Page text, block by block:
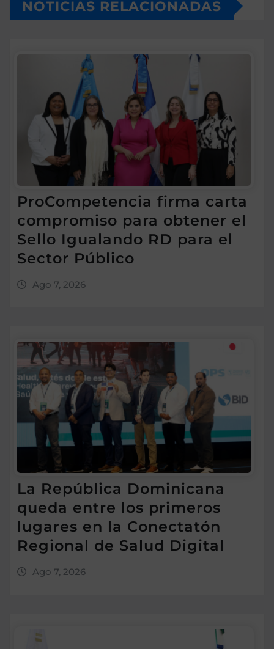
NOTICIAS RELACIONADAS
ProCompetencia firma carta
compromiso para obtener el
Sello Igualando RD para el
Sector Público
Ago 7, 2026
La República Dominicana
queda entre los primeros
lugares en la Conectatón
Regional de Salud Digital
Ago 7, 2026